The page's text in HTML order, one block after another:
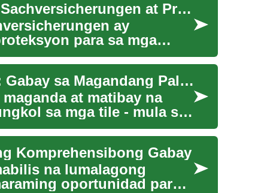
Komprehensibong Gabay sa Sachversicherungen at Proteksyon
ay
para sa mga
Pagpili at Pag-aalaga ng Tile: Gabay sa Magandang Palapag
at matibay na
sa mga tile - mula sa
Komprehensibong Gabay
na lumalagong
oportunidad para